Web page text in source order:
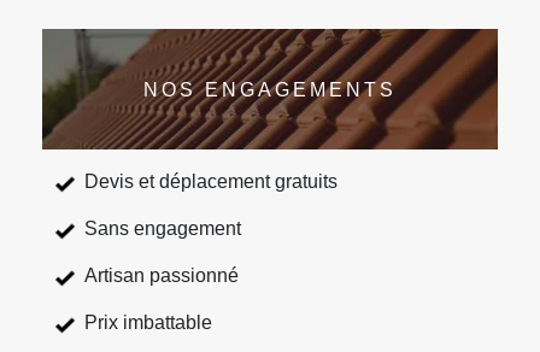
NOS ENGAGEMENTS
Devis et déplacement gratuits
Sans engagement
Artisan passionné
Prix imbattable